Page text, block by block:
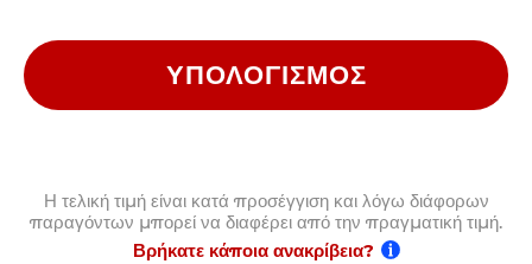
ΥΠΟΛΟΓΙΣΜΌΣ
Η τελική τιμή είναι κατά προσέγγιση και λόγω διάφορων
παραγόντων μπορεί να διαφέρει από την πραγματική τιμή.
Βρήκατε κάποια ανακρίβεια?